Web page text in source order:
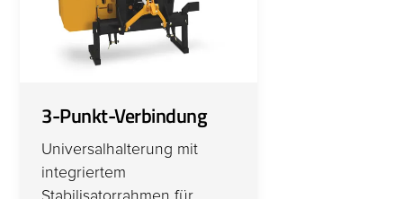
3-Punkt-Verbindung
Universalhalterung mit
integriertem